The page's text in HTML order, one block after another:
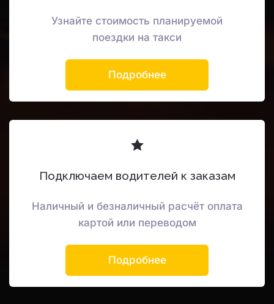
Узнайте стоимость планируемой
поездки на такси
Подробнее
Подключаем водителей к заказам
Наличный и безналичный расчёт оплата
картой или переводом
Подробнее